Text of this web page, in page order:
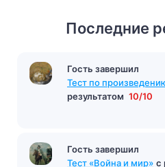
Последние
Гость завершил
Тест по
результатом 10/10
Гость завершил
Тест «Война и мир» с